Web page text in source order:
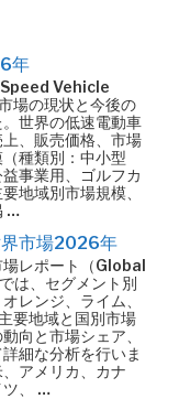
年
Vehicle
場の現状と今後の
世界の低速電動車
、販売価格、市場
種類別：中小型
事業用、ゴルフカ
地域別市場規模、
…
市場2026年
場レポート（Global
は、セグメント別
レンジ、ライム、
要地域と国別市場
向と市場シェア、
細な分析を行いま
アメリカ、カナ
ツ、 …